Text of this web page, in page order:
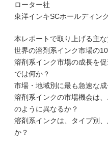
ローター社
東洋インキSCホールディン
本レポートで取り上げる主な
世界の溶剤系インク市場の
溶剤系インク市場の成長を
では何か？
市場・地域別に最も急速な
溶剤系インクの市場機会は
のように異なるか？
溶剤系インクは、タイプ別
か？